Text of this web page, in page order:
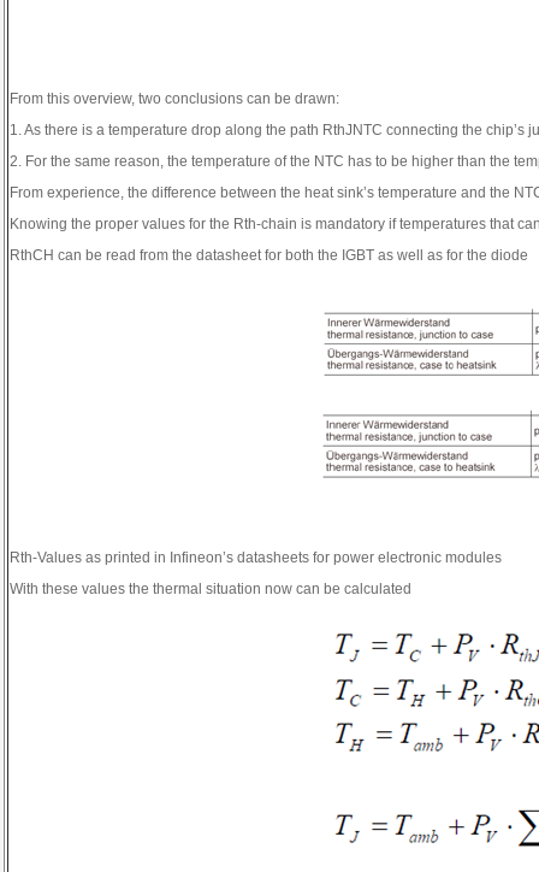
From this overview, two conclusions can be drawn:
1. As there is a temperature drop along the path RthJNTC connecting the
2. For the same reason, the temperature of the NTC has to be higher than the
From experience, the difference between the heat sink’s temperature and the
Knowing the proper values for the Rth-chain is mandatory if temperatures that
RthCH can be read from the datasheet for both the IGBT as well as for the diode
Rth-Values as printed in Infineon’s datasheets for power electronic modules
With these values the thermal situation now can be calculated